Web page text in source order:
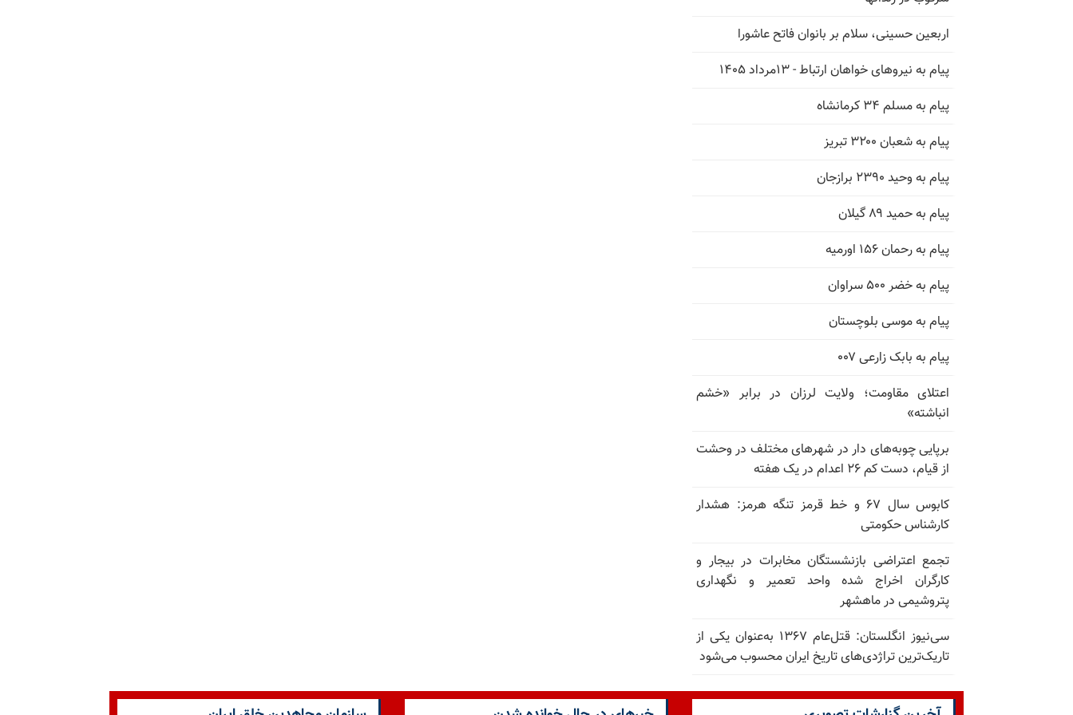
اربعین حسینی، سلام بر بانوان فاتح عاشورا
پیام به نیروهای خواهان ارتباط - ۱۳مرداد ۱۴۰۵
پیام به مسلم ۳۴ کرمانشاه
پیام به شعبان ۳۲۰۰ تبریز
پیام به وحید ۲۳۹۰ برازجان
پیام به حمید ۸۹ گیلان
پیام به رحمان ۱۵۶ اورمیه
پیام به خضر ۵۰۰ سراوان
پیام به موسی بلوچستان
پیام به بابک زارعی ۰۰۷
اعتلای مقاومت؛ ولایت لرزان در برابر «خشم
انباشته»
برپایی چوبه‌های دار در شهرهای مختلف در وحشت
از قیام، دست کم ۲۶ اعدام در یک هفته
کابوس سال ۶۷ و خط قرمز تنگه هرمز: هشدار
کارشناس حکومتی
تجمع اعتراضی بازنشستگان مخابرات در بیجار و
کارگران اخراج شده واحد تعمیر و نگهداری
پتروشیمی در ماهشهر
سی‌نیوز انگلستان: قتل‌عام ۱۳۶۷ به‌عنوان یکی از
تاریک‌ترین تراژدی‌های تاریخ ایران محسوب می‌شود